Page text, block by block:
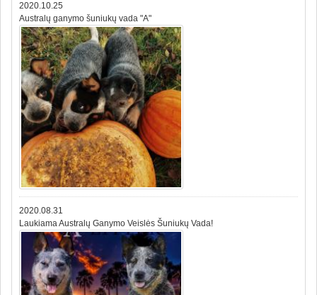
2020.10.25
Australų ganymo šuniukų vada "A"
2020.08.31
Laukiama Australų Ganymo Veislės Šuniukų Vada!